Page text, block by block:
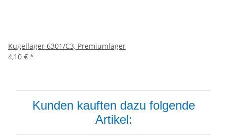
Kugellager 6301/C3, Premiumlager
4,10 € *
Kunden kauften dazu folgende
Artikel: